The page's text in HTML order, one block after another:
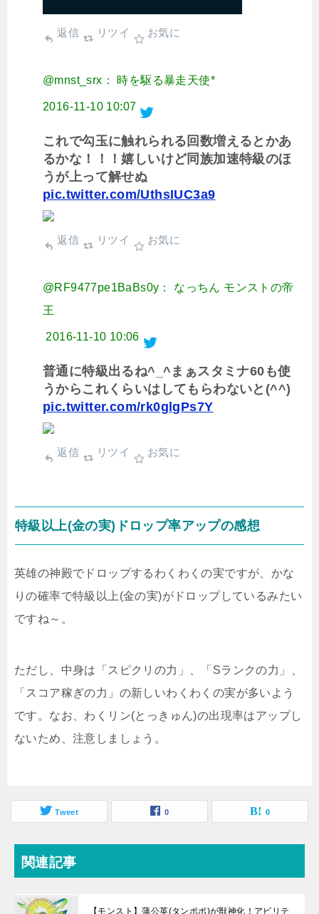
返信 リツイ お気に
@mnst_srx： 時を駆る暴走天使*
2016-11-10 10:07
これで勾玉に触れられる回数増えるとかあ
るかな！！！嬉しいけど同族加速特級のほ
うが上って解せぬ
pic.twitter.com/UthsIUC3a9
返信 リツイ お気に
@RF9477pe1BaBs0y： なっちん モンストの帝
王
2016-11-10 10:06
普通に特級出るね^_^まぁスタミナ60も使
うからこれくらいはしてもらわないと(^^)
pic.twitter.com/rk0glgPs7Y
返信 リツイ お気に
特級以上(金の実)ドロップ率アップの感想
英雄の神殿でドロップするわくわくの実ですが、かな
りの確率で特級以上(金の実)がドロップしているみたい
ですね～。
ただし、中身は「スピクリの力」、「Sランクの力」、
「スコア稼ぎの力」の新しいわくわくの実が多いよう
です。なお、わくリン(とっきゅん)の出現率はアップし
ないため、注意しましょう。
Tweet 0 0
関連記事
【モンスト】蒲公英(タンポポ)が獣神化！アビリテ